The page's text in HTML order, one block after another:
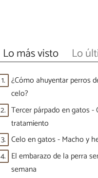
Lo más visto Lo
1. ¿Cómo ahuyentar perros
celo?
2. Tercer párpado en gatos -
tratamiento
3. Celo en gatos - Macho y
4. El embarazo de la perra
semana